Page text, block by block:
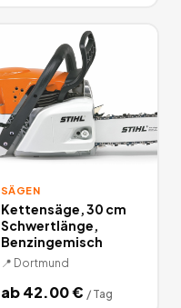
SÄGEN
Kettensäge, 30 cm
Schwertlänge,
Benzingemisch
📍 Dortmund
ab42.00€ / Tag